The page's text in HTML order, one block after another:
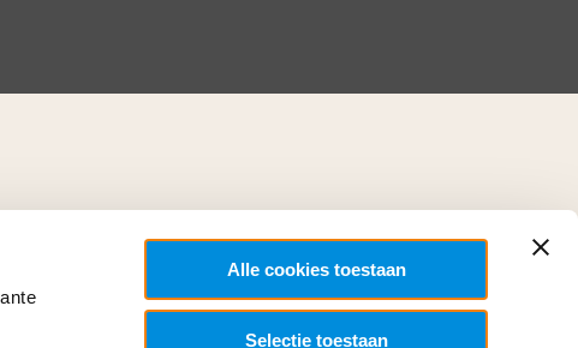
Alle cookies toestaan
Selectie toestaan